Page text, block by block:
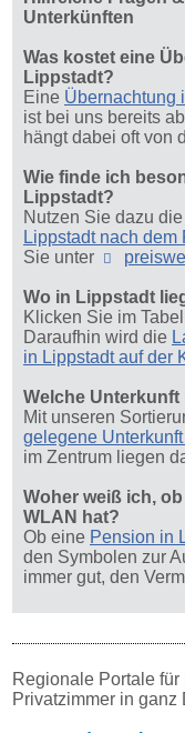
Unterkünften
Was kostet eine
Lippstadt?
Eine Übernachtung
ist bei uns bereits
hängt dabei oft von
Wie finde ich
Lippstadt?
Nutzen Sie dazu
Lippstadt nach dem
Sie unter
Wo in Lippstadt
Klicken Sie im
Daraufhin wird die
in Lippstadt auf der
Welche
Mit unseren
gelegene
im Zentrum liegen
Woher weiß ich,
WLAN hat?
Ob eine Pension in
den Symbolen zur
immer gut, den
Regionale Portale
Privatzimmer in